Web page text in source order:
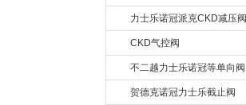
力士乐诺冠派克CKD减压阀
CKD气控阀
不二越力士乐诺冠等单向阀
贺德克诺冠力士乐截止阀